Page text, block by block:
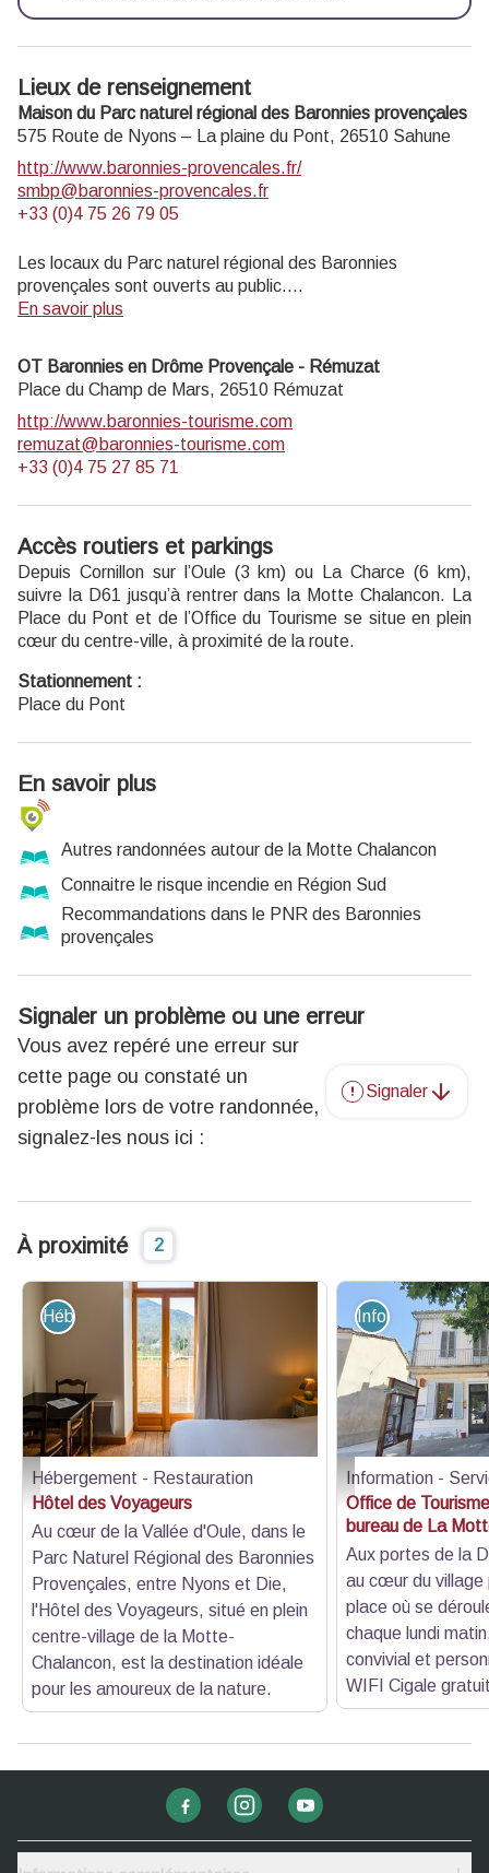
Lieux de renseignement
Maison du Parc naturel régional des Baronnies provençales
575 Route de Nyons – La plaine du Pont, 26510 Sahune
http://www.baronnies-provencales.fr/
smbp@baronnies-provencales.fr
+33 (0)4 75 26 79 05
Les locaux du Parc naturel régional des Baronnies
provençales sont ouverts au public.
31 OCTOBRE 2025
Du mardi au vendredi de 14h à 18h, et les dimanches de
juillet et août de 14h à 18h
En savoir plus
OT Baronnies en Drôme Provençale - Rémuzat
Place du Champ de Mars, 26510 Rémuzat
http://www.baronnies-tourisme.com
remuzat@baronnies-tourisme.com
+33 (0)4 75 27 85 71
Accès routiers et parkings
Depuis Cornillon sur l’Oule (3 km) ou La Charce (6 km),
suivre la D61 jusqu’à rentrer dans la Motte Chalancon. La
Place du Pont et de l’Office du Tourisme se situe en plein
cœur du centre-ville, à proximité de la route.
Stationnement :
Place du Pont
En savoir plus
Autres randonnées autour de la Motte Chalancon
Connaitre le risque incendie en Région Sud
Recommandations dans le PNR des Baronnies
provençales
Signaler un problème ou une erreur
Vous avez repéré une erreur sur
cette page ou constaté un
problème lors de votre randonnée,
signalez-les nous ici :
Signaler
À proximité 2
chambre - DAICA PHOTO
Hébergement - Restauration
Hébergement - Restauration
Hôtel des Voyageurs
Au cœur de la Vallée d'Oule, dans le
Parc Naturel Régional des Baronnies
Provençales, entre Nyons et Die,
l'Hôtel des Voyageurs, situé en plein
centre-village de la Motte-
Chalancon, est la destination idéale
pour les amoureux de la nature.
Place - OT Pays Diois
Information -
Information -
Office de
bureau de La
Aux portes de la
au cœur du village
place où se
chaque lundi
convivial et
WIFI Cigale